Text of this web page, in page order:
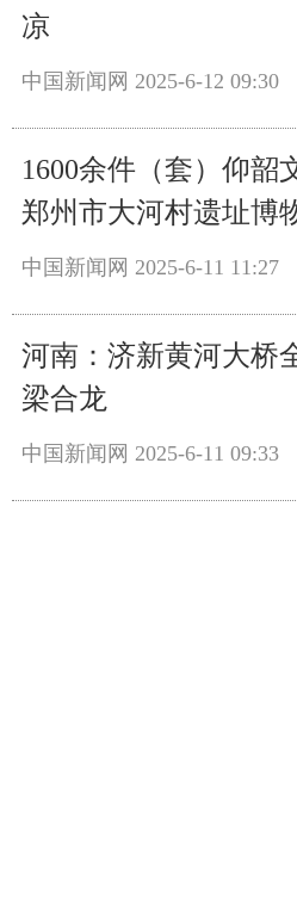
凉
中国新闻网 2025-6-12 09:30
1600余件（套）仰韶
郑州市大河村遗址博
中国新闻网 2025-6-11 11:27
河南：济新黄河大桥
梁合龙
中国新闻网 2025-6-11 09:33